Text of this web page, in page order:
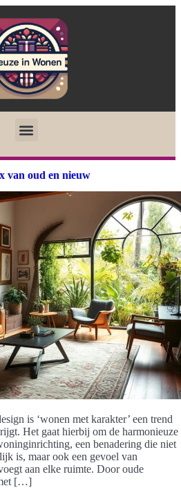
van oud en nieuw
is ‘wonen met karakter’ een trend
Het gaat hierbij om de harmonieuze
een benadering die niet
is, maar ook een gevoel van
aan elke ruimte. Door oude
[…]